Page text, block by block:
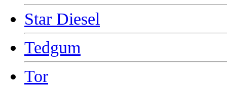
Star Diesel
Tedgum
Tor